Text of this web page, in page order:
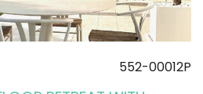
552-00012P